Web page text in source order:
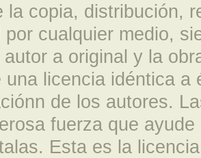
la copia, distribución,
por cualquier medio,
a original y la
una licencia idéntica a
de los autores.
fuerza que
Esta es la